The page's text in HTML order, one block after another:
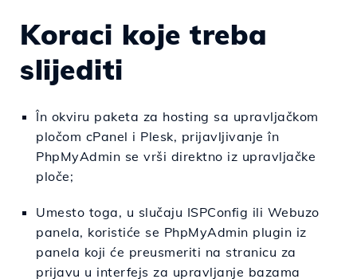
Koraci koje treba
slijediti
În okviru paketa za hosting sa upravljačkom
pločom cPanel i Plesk, prijavljivanje în
PhpMyAdmin se vrši direktno iz upravljačke
ploče;
Umesto toga, u slučaju ISPConfig ili Webuzo
panela, koristiće se PhpMyAdmin plugin iz
panela koji će preusmeriti na stranicu za
prijavu u interfejs za upravljanje bazama